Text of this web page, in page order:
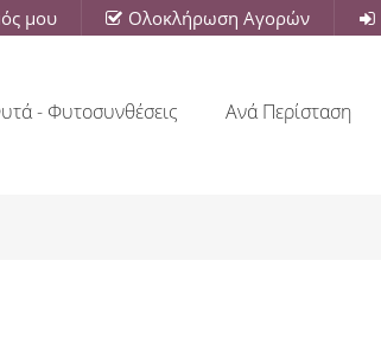
μου Ολοκλήρωση Αγορών
- Φυτοσυνθέσεις Ανά Περίσταση